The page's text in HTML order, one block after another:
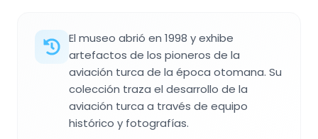
El museo abrió en 1998 y exhibe
artefactos de los pioneros de la
aviación turca de la época otomana. Su
colección traza el desarrollo de la
aviación turca a través de equipo
histórico y fotografías.